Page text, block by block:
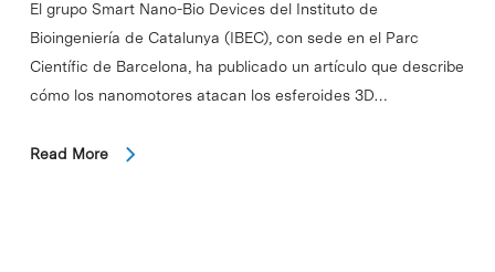
El grupo Smart Nano-Bio Devices del Instituto de
Bioingeniería de Catalunya (IBEC), con sede en el Parc
Científic de Barcelona, ha publicado un artículo que describe
cómo los nanomotores atacan los esferoides 3D…
Read More